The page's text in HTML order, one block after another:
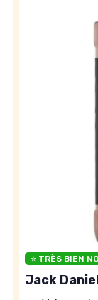
⭐ TRÈS BIEN
Jack